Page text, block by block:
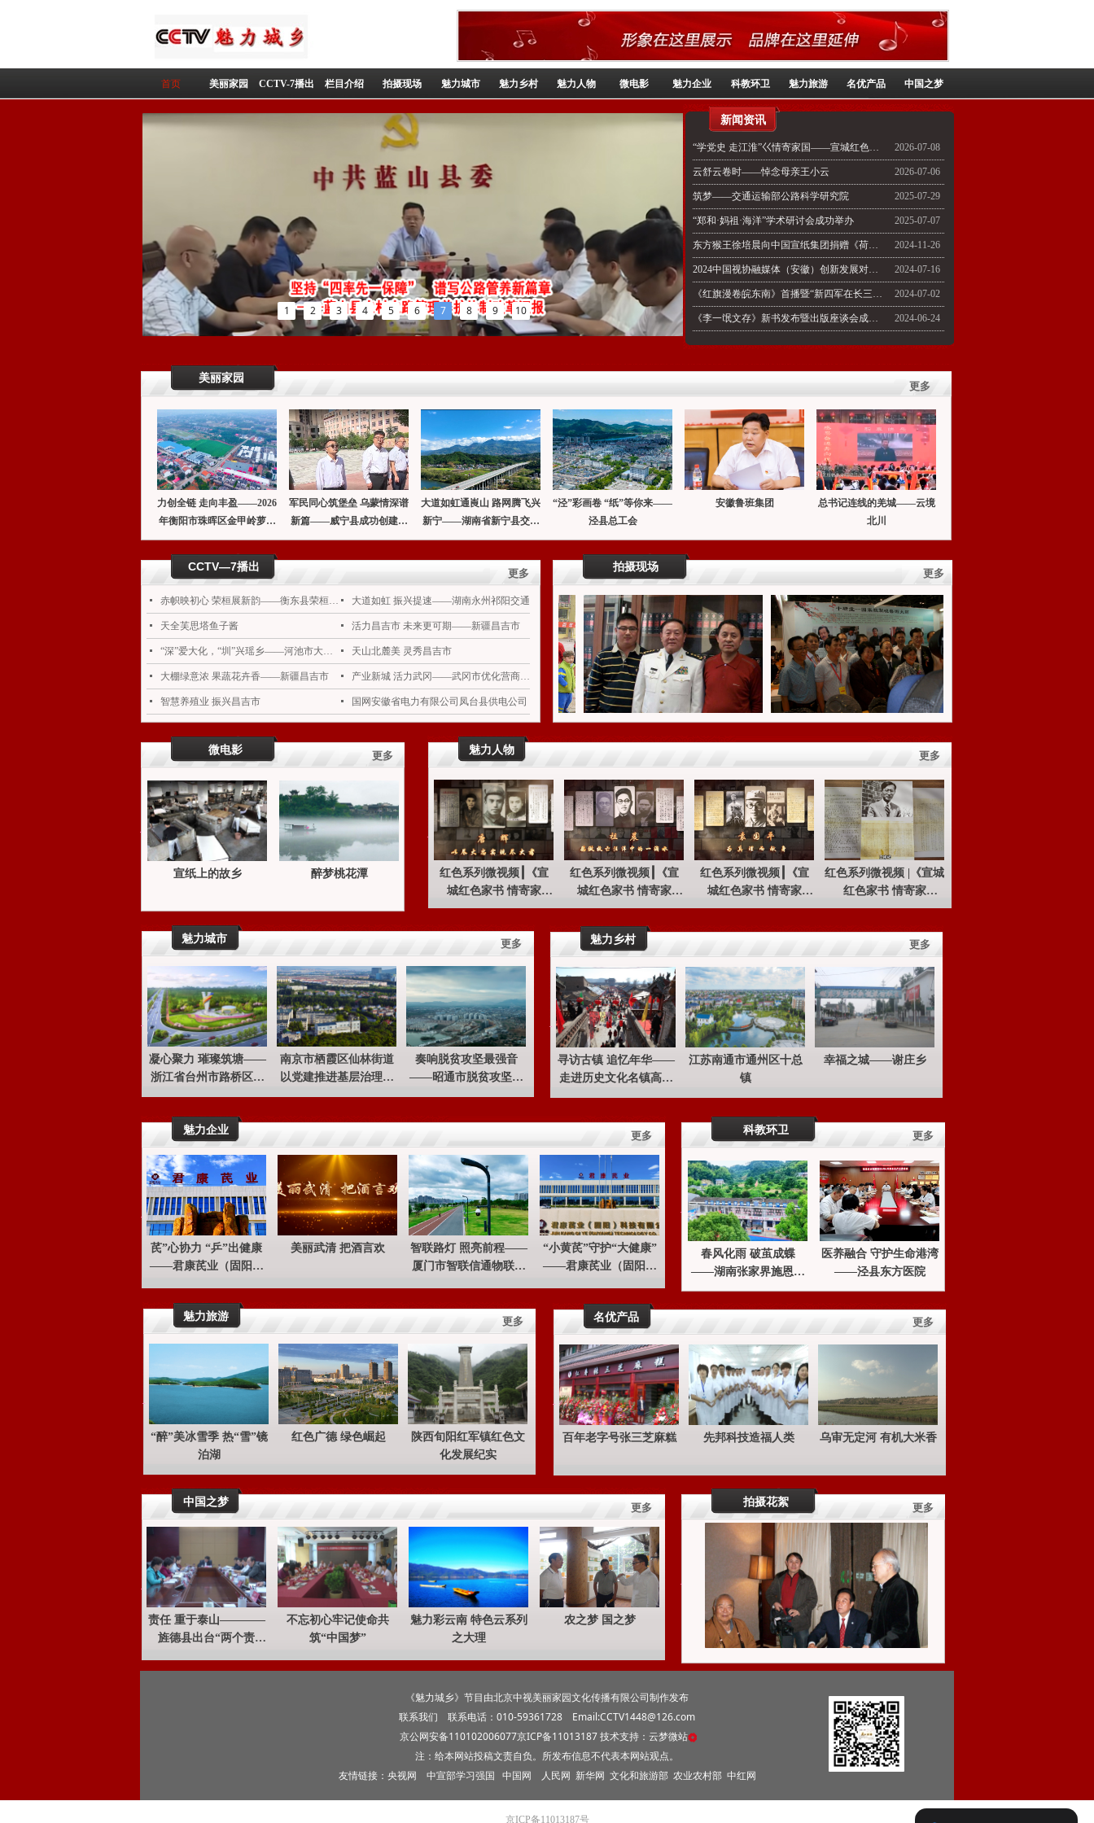
首页 美丽家园 CCTV-7播出 栏目介绍 拍摄现场 魅力城市 魅力乡村 魅力人物 微电影 魅力企业 科教环卫 魅力旅游 名优产品 中国之梦
1 2 3 4 5 6 7 8 9 10
新闻资讯
2026-07-08
“学党史 走江淮”巜情寄家国——宣城红色家书》微视频系列活动启动仪式成功举行
2026-07-06
云舒云卷时——悼念母亲王小云
2025-07-29
筑梦——交通运输部公路科学研究院
2025-07-07
“郑和·妈祖·海洋”学术研讨会成功举办
2024-11-26
东方猴王徐培晨向中国宣纸集团捐赠《荷花世界柳丝乡》
2024-07-16
2024中国视协融媒体（安徽）创新发展对话开幕式在安徽泾县泾溪水镇举行《美丽家园》栏目出席
2024-07-02
《红旗漫卷皖东南》首播暨“新四军在长三角”图片展开幕式举行
2024-06-24
《李一氓文存》新书发布暨出版座谈会成功召开
美丽家园
力创全链 走向丰盈——2026
年衡阳市珠晖区金甲岭萝卜
文化节温情启幕
军民同心筑堡垒 乌蒙情深谱
新篇——威宁县成功创建全
国双拥模范县掠影
大道如虹通崀山 路网腾飞兴
新宁——湖南省新宁县交通
运输局
“泾”彩画卷 “纸”等你来——
泾县总工会
安徽鲁班集团
总书记连线的羌城——云境
北川
更多
CCTV—7播出
更多
넷 赤帜映初心 荣桓展新韵——衡东县荣桓镇乡村振兴新图景
넷 天全芙思塔鱼子酱
넷 “深”爱大化，“圳”兴瑶乡——河池市大化瑶族自治县
넷 大棚绿意浓 果蔬花卉香——新疆昌吉市
넷 智慧养殖业 振兴昌吉市
넷 大道如虹 振兴提速——湖南永州祁阳交通
넷 活力昌吉市 未来更可期——新疆昌吉市
넷 天山北麓美 灵秀昌吉市
넷 产业新城 活力武冈——武冈市优化营商环境一瞥
넷 国网安徽省电力有限公司凤台县供电公司
拍摄现场
更多
微电影
#wz_data#
[{"id":"smv_
con_17_25",
"type":"text"
,"styleName"
:"Style1","co
lorName":"It
d":"32","are
aId":"","tare
aId":"","pare
ntId":"con_1
6_51","paren
tAreaId":"Ar
ea0","Css":
{"$StyleItem
AndColor":"
con_17_25",
"inherit","$a
nimationNam
e":"none","$
duration":"0.
75","$delay"
:"0.75","$dir
ection":"","$
infinite":"1",
"$height":"2
0px","zIndex
":"2","width"
:"90","height
setY":"6","fo
ffsetX":"0","f
offsetY":"0",
"fixedPositio
n":"None","
gle":"0","isF
ullScreen":"
False","smlo
cked":"0","p
osition":"ab
solute","the
meColorNam
e":"","theme
Colors":"zs1
,zs2,zxs1,zxs
更多
宣纸上的故乡 醉梦桃花潭
魅力人物 更多
红色系列微视频┃《宣
城红色家书 情寄家
国》“唐辉——以尽大忠
红色系列微视频┃《宣
城红色家书 情寄家
国》“祖晨——愿做救亡
汪洋中的一滴水”
红色系列微视频┃《宣
城红色家书 情寄家
国》“袁国平——为真理
红色系列微视频 |《宣城
红色家书 情寄家
国》“王稼祥——以终生
魅力城市 更多
凝心聚力 璀璨筑塘——
浙江省台州市路桥区蓬
街镇
南京市栖霞区仙林街道
以党建推进基层治理创
新
奏响脱贫攻坚最强音
——昭通市脱贫攻坚工
作纪实
魅力乡村 更多
寻访古镇 追忆年华——
走进历史文化名镇高家
堡
江苏南通市通州区十总
镇
幸福之城——谢庄乡
魅力企业
#wz_data#
[{"id":"smv_
con_38_44",
"type":"text"
,"styleName"
:"Style1","co
lorName":"It
em3","pageI
d":"32","are
aId":"","tare
aId":"","pare
ntId":"con_3
7_21","paren
tAreaId":"Ar
{"$StyleItem
AndColor":"
con_38_44",
px","$color":
"inherit","$a
nimationNam
duration":"0.
75","$delay"
:"0.75","$dir
ection":"","$
infinite":"1",
更多
芪”心协力 “乒”出健康
——君康芪业（固阳）
美丽武清 把酒言欢
智联路灯 照亮前程——
厦门市智联信通物联网
“小黄芪”守护“大健康”
——君康芪业（固阳）
科教环卫 更多
春风化雨 破茧成蝶
——湖南张家界施恩青
少年心理咨询服务中心
医养融合 守护生命港湾
——泾县东方医院
魅力旅游 更多
“醉”美冰雪季 热“雪”镜
泊湖
红色广德 绿色崛起
陕西旬阳红军镇红色文
化发展纪实
名优产品 更多
百年老字号张三芝麻糕 先邦科技造福人类 乌审无定河 有机大米香
中国之梦 更多
责任 重于泰山————
旌德县出台“两个责
不忘初心牢记使命共
筑“中国梦”
魅力彩云南 特色云系列
之大理
农之梦 国之梦
拍摄花絮 更多
《魅力城乡》节目由北京中视美丽家园文化传播有限公司制作发布
联系我们 联系电话：010-59361728 Email:CCTV1448@126.com
京公网安备110102006077京ICP备11013187技术支持：云梦微站
注：给本网站投稿文责自负。所发布信息不代表本网站观点。
友情链接： 央视网 中宣部学习强国 中国网 人民网 新华网 文化和旅游部 农业农村部 中红网
京ICP备11013187号